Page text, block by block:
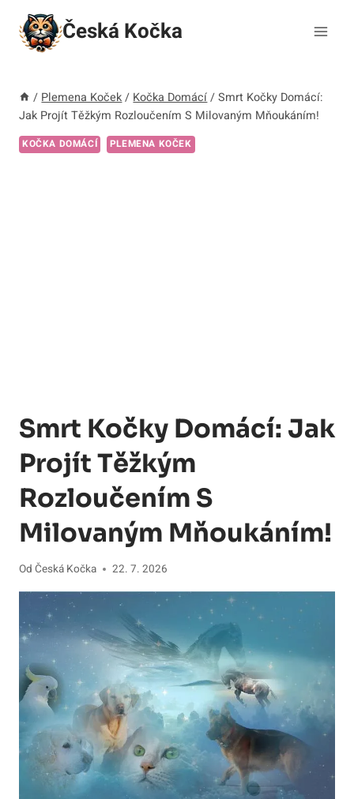
Přeskočit
obsah
Česká Kočka
/ Plemena Koček / Kočka Domácí / Smrt Kočky Domácí:
Jak Projít Těžkým Rozloučením S Milovaným Mňoukáním!
KOČKA DOMÁCÍ PLEMENA KOČEK
Smrt Kočky Domácí: Jak
Projít Těžkým
Rozloučením S
Milovaným Mňoukáním!
Od Česká Kočka 22. 7. 2026